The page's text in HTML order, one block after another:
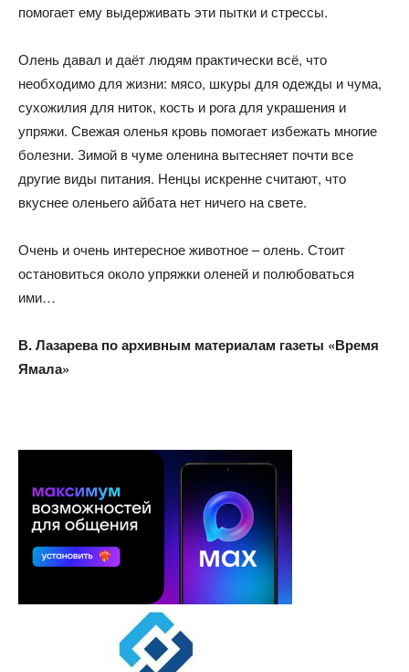
помогает ему выдерживать эти пытки и стрессы.
Олень давал и даёт людям практически всё, что
необходимо для жизни: мясо, шкуры для одежды и чума,
сухожилия для ниток, кость и рога для украшения и
упряжи. Свежая оленья кровь помогает избежать многие
болезни. Зимой в чуме оленина вытесняет почти все
другие виды питания. Ненцы искренне считают, что
вкуснее оленьего айбата нет ничего на свете.
Очень и очень интересное животное – олень. Стоит
остановиться около упряжки оленей и полюбоваться
ими…
В. Лазарева по архивным материалам газеты «Время
Ямала»